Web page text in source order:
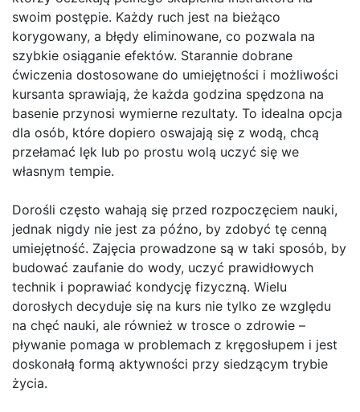
swoim postępie. Każdy ruch jest na bieżąco
korygowany, a błędy eliminowane, co pozwala na
szybkie osiąganie efektów. Starannie dobrane
ćwiczenia dostosowane do umiejętności i możliwości
kursanta sprawiają, że każda godzina spędzona na
basenie przynosi wymierne rezultaty. To idealna opcja
dla osób, które dopiero oswajają się z wodą, chcą
przełamać lęk lub po prostu wolą uczyć się we
własnym tempie.
Dorośli często wahają się przed rozpoczęciem nauki,
jednak nigdy nie jest za późno, by zdobyć tę cenną
umiejętność. Zajęcia prowadzone są w taki sposób, by
budować zaufanie do wody, uczyć prawidłowych
technik i poprawiać kondycję fizyczną. Wielu
dorosłych decyduje się na kurs nie tylko ze względu
na chęć nauki, ale również w trosce o zdrowie –
pływanie pomaga w problemach z kręgosłupem i jest
doskonałą formą aktywności przy siedzącym trybie
życia.